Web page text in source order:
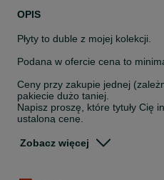
OPIS
Płyty to duble z mojej kolekcji.
Podana w ofercie cena to
Ceny przy zakupie jednej
pakiecie dużo taniej.
Napisz proszę, które tytuły Cię
ustaloną cenę.
Uwaga: jeżeli użyjesz opcji
Zobacz więcej